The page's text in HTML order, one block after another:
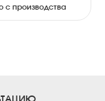
с производства